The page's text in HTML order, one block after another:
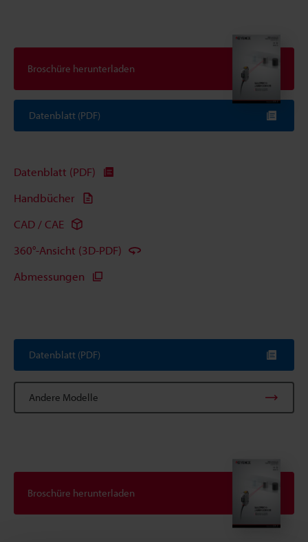
Broschüre herunterladen
Datenblatt (PDF)
Datenblatt (PDF)
Handbücher
CAD / CAE
360°-Ansicht (3D-PDF)
Abmessungen
Datenblatt (PDF)
Andere Modelle
Broschüre herunterladen